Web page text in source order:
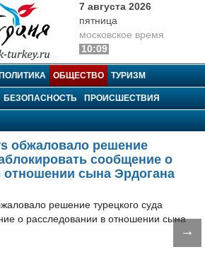
7 августа 2026
пятница
московское время
10:09
ПОЛИТИКА ОБЩЕСТВО ТУРИЗМ
БЕЗОПАСНОСТЬ ПРОИСШЕСТВИЯ
обжаловало решение
сообщение о
отношении сына Эрдогана
→